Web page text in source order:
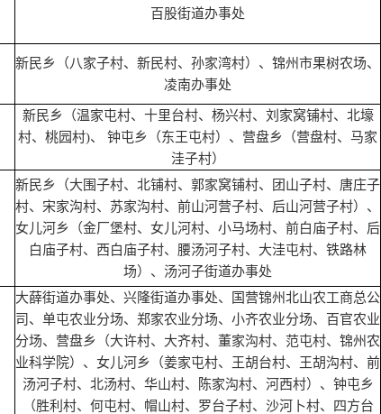
百股街道办事处
新民乡（八家子村、新民村、孙家湾村）、锦州市果树农场、
凌南办事处
新民乡（温家屯村、十里台村、杨兴村、刘家窝铺村、北壕
村、桃园村)、 钟屯乡（东王屯村）、营盘乡（营盘村、马家
洼子村）
新民乡（大围子村、北铺村、郭家窝铺村、团山子村、唐庄子
村、宋家沟村、苏家沟村、前山河营子村、后山河营子村）、
女儿河乡（金厂堡村、女儿河村、小马场村、前白庙子村、后
白庙子村、西白庙子村、腰汤河子村、大洼屯村、铁路林
场）、汤河子街道办事处
大薛街道办事处、兴隆街道办事处、国营锦州北山农工商总公
司、单屯农业分场、郑家农业分场、小齐农业分场、百官农业
分场、营盘乡（大许村、大齐村、董家沟村、范屯村、锦州农
业科学院）、女儿河乡（姜家屯村、王胡台村、王胡沟村、前
汤河子村、北汤村、华山村、陈家沟村、河西村）、钟屯乡
（胜利村、何屯村、帽山村、罗台子村、沙河卜村、四方台